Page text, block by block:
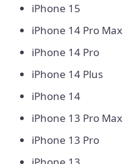
iPhone 15
iPhone 14 Pro Max
iPhone 14 Pro
iPhone 14 Plus
iPhone 14
iPhone 13 Pro Max
iPhone 13 Pro